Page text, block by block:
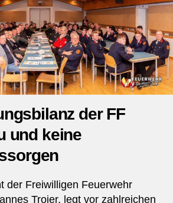
der FF
und keine
der Freiwilligen Feuerwehr
Trojer, legt vor zahlreichen